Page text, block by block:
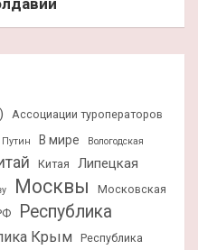
Ассоциации туроператоров
В мире
Вологодская
Китая
Липецкая
Москвы
Московская
Республика
Крым Республика